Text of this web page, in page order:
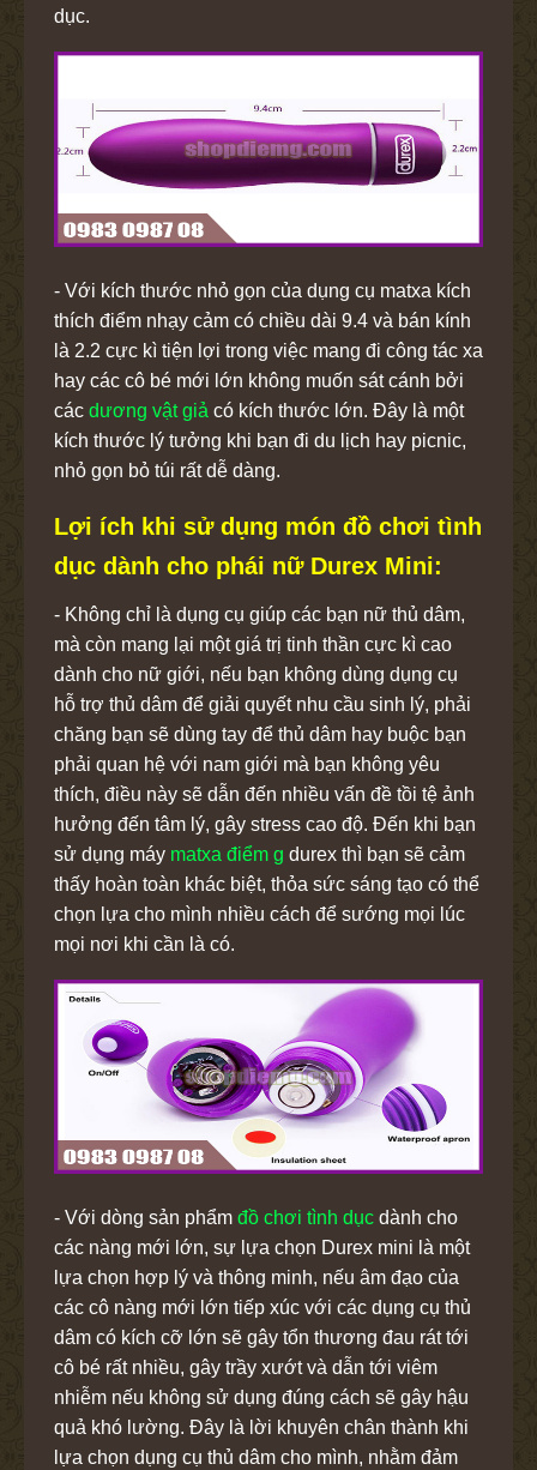
dục.
- Với kích thước nhỏ gọn của dụng cụ matxa kích
thích điểm nhạy cảm có chiều dài 9.4 và bán kính
là 2.2 cực kì tiện lợi trong việc mang đi công tác xa
hay các cô bé mới lớn không muốn sát cánh bởi
các dương vật giả có kích thước lớn. Đây là một
kích thước lý tưởng khi bạn đi du lịch hay picnic,
nhỏ gọn bỏ túi rất dễ dàng.
Lợi ích khi sử dụng món đồ chơi tình
dục dành cho phái nữ Durex Mini:
- Không chỉ là dụng cụ giúp các bạn nữ thủ dâm,
mà còn mang lại một giá trị tinh thần cực kì cao
dành cho nữ giới, nếu bạn không dùng dụng cụ
hỗ trợ thủ dâm để giải quyết nhu cầu sinh lý, phải
chăng bạn sẽ dùng tay để thủ dâm hay buộc bạn
phải quan hệ với nam giới mà bạn không yêu
thích, điều này sẽ dẫn đến nhiều vấn đề tồi tệ ảnh
hưởng đến tâm lý, gây stress cao độ. Đến khi bạn
sử dụng máy matxa điểm g durex thì bạn sẽ cảm
thấy hoàn toàn khác biệt, thỏa sức sáng tạo có thể
chọn lựa cho mình nhiều cách để sướng mọi lúc
mọi nơi khi cần là có.
- Với dòng sản phẩm đồ chơi tình dục dành cho
các nàng mới lớn, sự lựa chọn Durex mini là một
lựa chọn hợp lý và thông minh, nếu âm đạo của
các cô nàng mới lớn tiếp xúc với các dụng cụ thủ
dâm có kích cỡ lớn sẽ gây tổn thương đau rát tới
cô bé rất nhiều, gây trầy xướt và dẫn tới viêm
nhiễm nếu không sử dụng đúng cách sẽ gây hậu
quả khó lường. Đây là lời khuyên chân thành khi
lựa chọn dụng cụ thủ dâm cho mình, nhằm đảm